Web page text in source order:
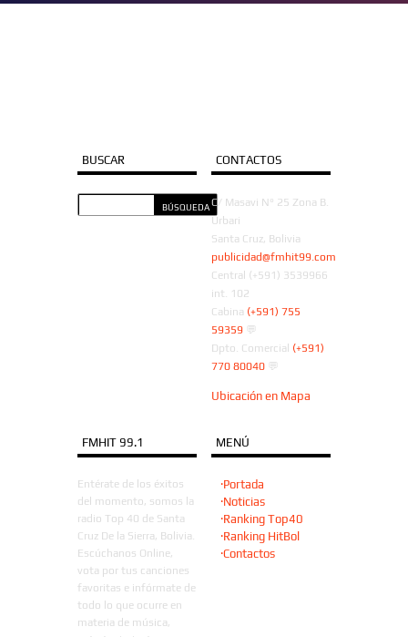
BUSCAR CONTACTOS
C/ Masavi N° 25 Zona B.
Urbari
Santa Cruz, Bolivia
publicidad@fmhit99.com
Central (+591) 3539966
int. 102
Cabina (+591) 755
59359💬
Dpto. Comercial (+591)
770 80040💬
Ubicación en Mapa
FMHIT 99.1
Entérate de los éxitos
del momento, somos la
radio Top 40 de Santa
Cruz De la Sierra, Bolivia.
Escúchanos Online,
vota por tus canciones
favoritas e infórmate de
todo lo que ocurre en
materia de música,
MENÚ
·Portada
·Noticias
·Ranking Top40
·Ranking HitBol
·Contactos